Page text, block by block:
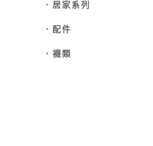
． 居家系列
． 配件
．襪類